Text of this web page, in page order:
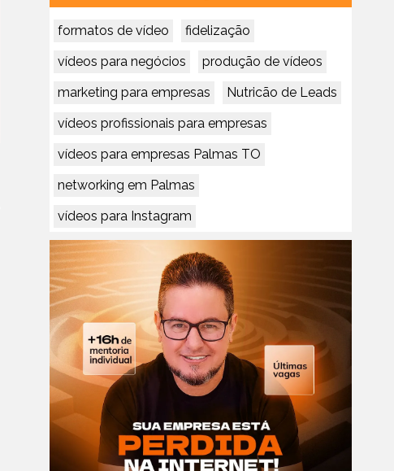
formatos de vídeo
fidelização
vídeos para negócios
produção de vídeos
marketing para empresas
Nutricão de Leads
vídeos profissionais para empresas
vídeos para empresas Palmas TO
networking em Palmas
vídeos para Instagram